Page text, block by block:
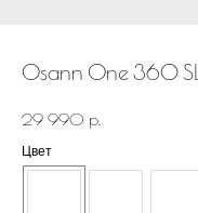
Osann One 360 SL
29 990 р.
Цвет